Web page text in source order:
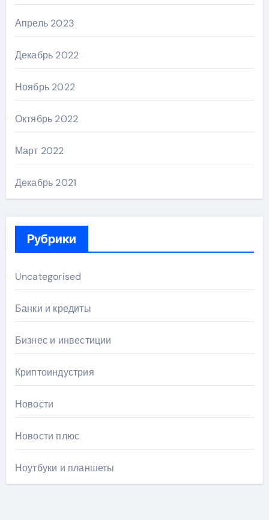
Апрель 2023
Декабрь 2022
Ноябрь 2022
Октябрь 2022
Март 2022
Декабрь 2021
Рубрики
Uncategorised
Банки и кредиты
Бизнес и инвестиции
Криптоиндустрия
Новости
Новости плюс
Ноутбуки и планшеты